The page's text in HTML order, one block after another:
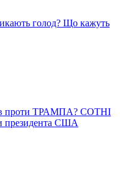
голод? Що кажуть
проти ТРАМПА? СОТНІ
президента США